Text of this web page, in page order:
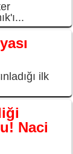
ilk
Naci